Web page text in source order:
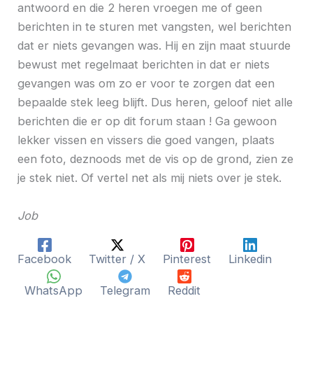
antwoord en die 2 heren vroegen me of geen
berichten in te sturen met vangsten, wel berichten
dat er niets gevangen was. Hij en zijn maat stuurde
bewust met regelmaat berichten in dat er niets
gevangen was om zo er voor te zorgen dat een
bepaalde stek leeg blijft. Dus heren, geloof niet alle
berichten die er op dit forum staan ! Ga gewoon
lekker vissen en vissers die goed vangen, plaats
een foto, deznoods met de vis op de grond, zien ze
je stek niet. Of vertel net als mij niets over je stek.
Job
Facebook Twitter / X Pinterest Linkedin
WhatsApp Telegram Reddit